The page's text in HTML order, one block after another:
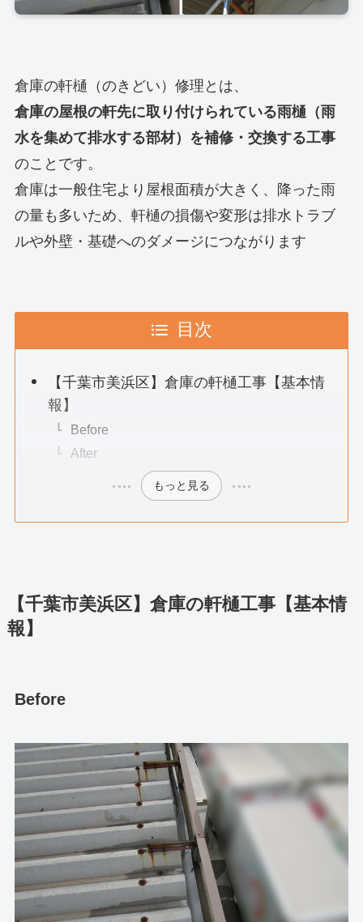
倉庫の軒樋（のきどい）修理とは、
倉庫の屋根の軒先に取り付けられている雨樋（雨
水を集めて排水する部材）を補修・交換する工事
のことです。
倉庫は一般住宅より屋根面積が大きく、降った雨
の量も多いため、軒樋の損傷や変形は排水トラブ
ルや外壁・基礎へのダメージにつながります
目次
【千葉市美浜区】倉庫の軒樋工事【基本情
報】
Before
After
もっと見る
【千葉市美浜区】倉庫の軒樋工事【基本情
報】
Before